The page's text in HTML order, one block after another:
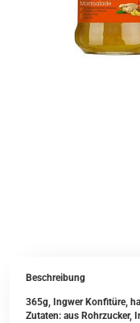
Beschreibung
365g, Ingwer Konfitüre,
Zutaten: aus Rohrzucker,